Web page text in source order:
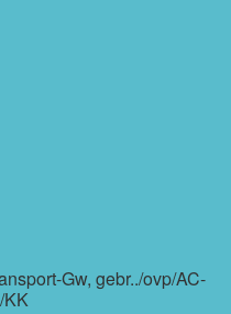
Gw, gebr../ovp/AC-
KK